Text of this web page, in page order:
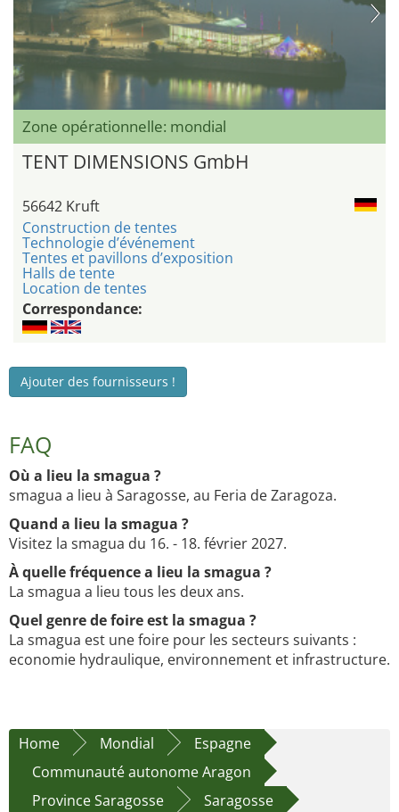
Zone opérationnelle: mondial
TENT DIMENSIONS GmbH
56642 Kruft
Construction de tentes
Technologie d’événement
Tentes et pavillons d’exposition
Halls de tente
Location de tentes
Correspondance:
Ajouter des fournisseurs !
FAQ
Où a lieu la smagua ?
smagua a lieu à Saragosse, au Feria de Zaragoza.
Quand a lieu la smagua ?
Visitez la smagua du 16. - 18. février 2027.
À quelle fréquence a lieu la smagua ?
La smagua a lieu tous les deux ans.
Quel genre de foire est la smagua ?
La smagua est une foire pour les secteurs suivants :
economie hydraulique, environnement et infrastructure.
Home Mondial
Espagne
Communauté autonome Aragon
Province Saragosse
Saragosse